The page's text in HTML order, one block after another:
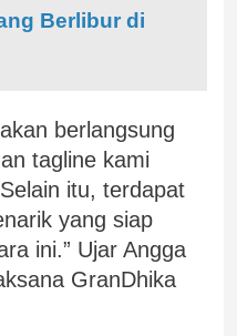
Berlibur di
berlangsung
tagline kami
itu, terdapat
yang siap
ini.” Ujar Angga
GranDhika